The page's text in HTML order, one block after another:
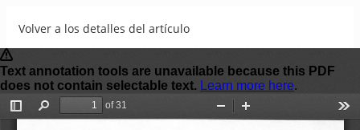
Volver a los detalles del artículo
Entrevista con Debora Arango
DescargarDescargar PDF